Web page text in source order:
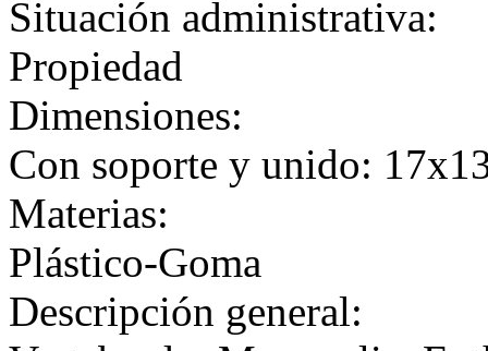
Situación administrativa:
Propiedad
Dimensiones:
Con soporte y unido:
Materias:
Plástico-Goma
Descripción general: